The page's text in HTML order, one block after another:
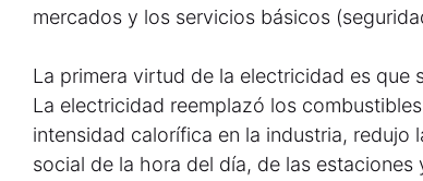
mercados y los servicios básicos
La primera virtud de la electricidad es que
La electricidad reemplazó los
intensidad calorífica en la industria,
social de la hora del día, de las